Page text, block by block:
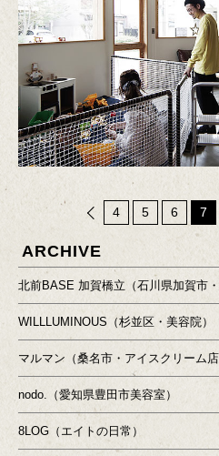
る
4 5 6 7
ARCHIVE
北前BASE 加賀橋立（石川県加賀市・
WILLLUMINOUS（杉並区・美容院）
マルマン（桑名市・アイスクリーム店
nodo.（愛知県豊田市美容室）
8LOG（エイトの日常）